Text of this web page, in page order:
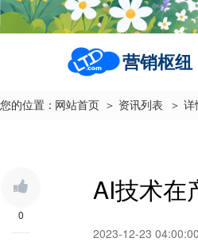
营销枢纽
您的位置： 网站首页 ＞ 资讯列表 ＞ 详
0
AI技术在
2023-12-23 04:00:00